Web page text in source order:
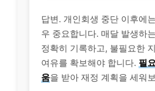
답변. 개인회생 중단 이후에는
우 중요합니다. 매달 발생하
정확히 기록하고, 불필요한
여유를 확보해야 합니다. 필
움을 받아 재정 계획을 세워